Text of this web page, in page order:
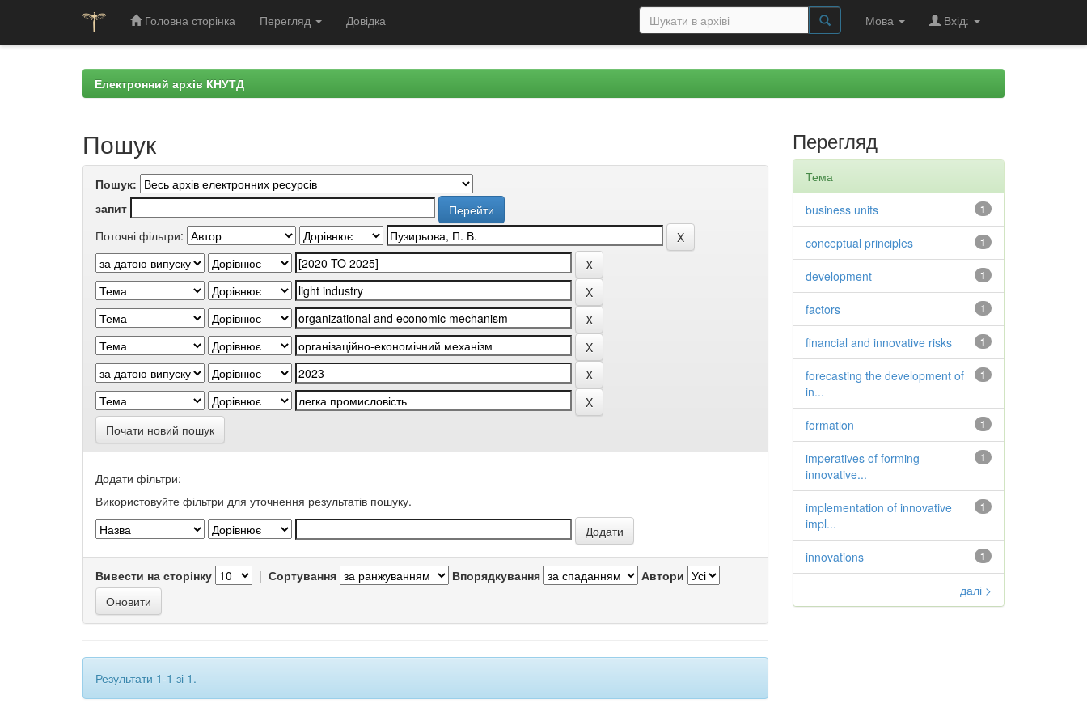
Головна сторінка Перегляд Довідка Мова Вхід:
Електронний архів КНУТД
Пошук
Пошук:
запит
Поточні фільтри:
Почати новий пошук
Додати фільтри:
Використовуйте фільтри для уточнення результатів пошуку.
Вивести на сторінку | Сортування Впорядкування Автори
Результати 1-1 зі 1.
Перегляд
Тема
1
business units
1
conceptual principles
1
development
1
factors
1
financial and innovative risks
1
forecasting the development of
in...
1
formation
1
imperatives of forming
innovative...
1
implementation of innovative
impl...
1
innovations
далі >